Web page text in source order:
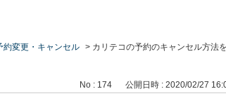
約変更・キャンセル > カリテコの予約のキャンセル方法を
No : 174 公開日時 : 2020/02/27